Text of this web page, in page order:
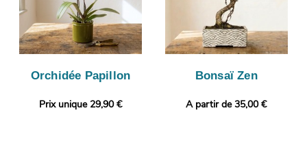
Orchidée Papillon
Prix unique 29,90 €
Bonsaï Zen
A partir de 35,00 €